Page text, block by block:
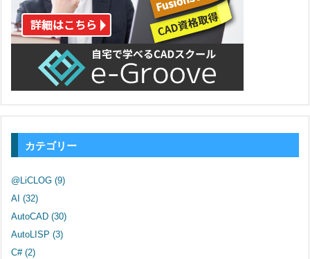
カテゴリー
@LiCLOG (9)
AI (32)
AutoCAD (30)
AutoLISP (3)
C# (2)